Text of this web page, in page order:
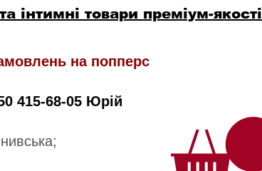
інтимні товари преміум-якості
на попперс
415-68-05 Юрій